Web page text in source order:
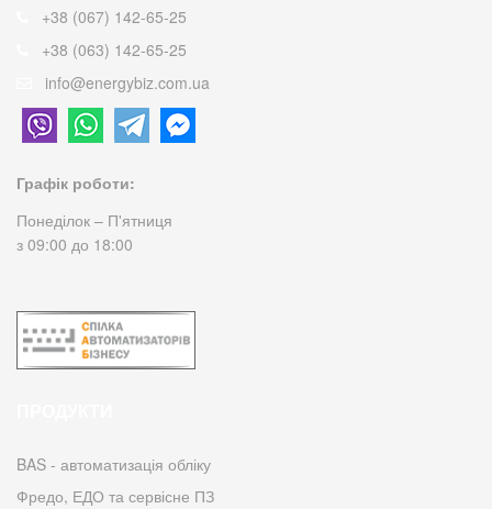
+38 (067) 142-65-25
+38 (063) 142-65-25
info@energybiz.com.ua
Графік роботи:
Понеділок – П'ятниця
з 09:00 до 18:00
BAS - автоматизація обліку
Фредо, ЕДО та сервісне ПЗ